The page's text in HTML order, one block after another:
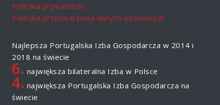
Polityka prywatności
Polityka przetwarzania danych osobowych
Najlepsza Portugalska Izba Gospodarcza w 2014 i
2018 na świecie
6. największa bilateralna Izba w Polsce
4. największa Portugalska Izba Gospodarcza na
świecie